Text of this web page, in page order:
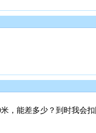
，能差多少？到时我会